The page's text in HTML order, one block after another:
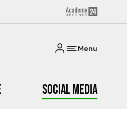
Menu
Social media